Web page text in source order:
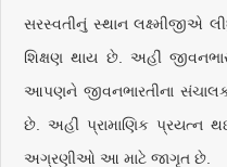
સરસ્વતીનું સ્થાન લક્ષ્મીજીએ
શિક્ષણ થાય છે. અહીં
આપણને જીવનભારતીના
છે. અહીં પ્રામાણિક પ્રયત્ન
અગ્રણીઓ આ માટે જાગૃત છે.